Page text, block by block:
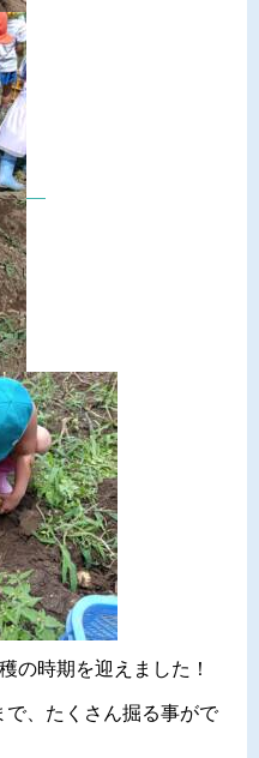
の時期を迎えました！
、たくさん掘る事がで